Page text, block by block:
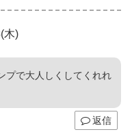
木)
プで大人しくしてくれれ
返信